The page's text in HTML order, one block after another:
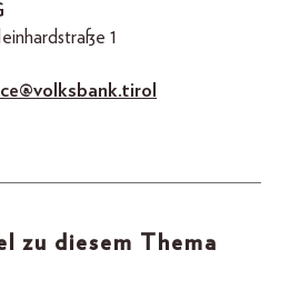
1
zu diesem Thema